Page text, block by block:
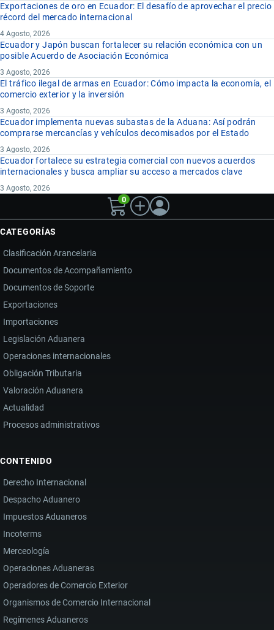
Exportaciones de oro en Ecuador: El desafío de aprovechar el precio
récord del mercado internacional
4 Agosto, 2026
Ecuador y Japón buscan fortalecer su relación económica con un
posible Acuerdo de Asociación Económica
3 Agosto, 2026
El tráfico ilegal de armas en Ecuador: Cómo impacta la economía, el
comercio exterior y la inversión
3 Agosto, 2026
Ecuador implementa nuevas subastas de la Aduana: Así podrán
comprarse mercancías y vehículos decomisados por el Estado
3 Agosto, 2026
Ecuador fortalece su estrategia comercial con nuevos acuerdos
internacionales y busca ampliar su acceso a mercados clave
3 Agosto, 2026
0
CATEGORÍAS
Clasificación Arancelaria
Documentos de Acompañamiento
Documentos de Soporte
Exportaciones
Importaciones
Legislación Aduanera
Operaciones internacionales
Obligación Tributaria
Valoración Aduanera
Actualidad
Procesos administrativos
CONTENIDO
Derecho Internacional
Despacho Aduanero
Impuestos Aduaneros
Incoterms
Merceología
Operaciones Aduaneras
Operadores de Comercio Exterior
Organismos de Comercio Internacional
Regímenes Aduaneros